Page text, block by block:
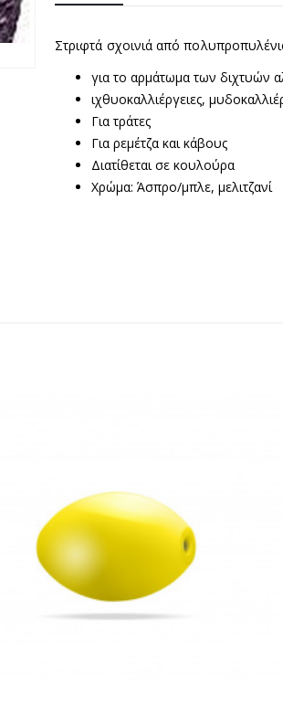
Στριφτά σχοινιά από
για το αρμάτωμα των διχτυών
ιχθυοκαλλιέργειες,
Για τράτες
Για ρεμέτζα και κάβους
Διατίθεται σε κουλούρα
Χρώμα: Άσπρο/μπλε, μελιτζανί